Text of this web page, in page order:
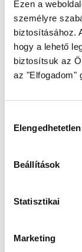
Ezen a
személyre
biztosításához.
hogy a lehető
biztosítsuk az
az "Elfogadom"
kiválasztása
Elengedhetetlen
Beállítások
Statisztikai
Marketing
beépíteni és
lefolyik).
523 795 Ft
A képen egy